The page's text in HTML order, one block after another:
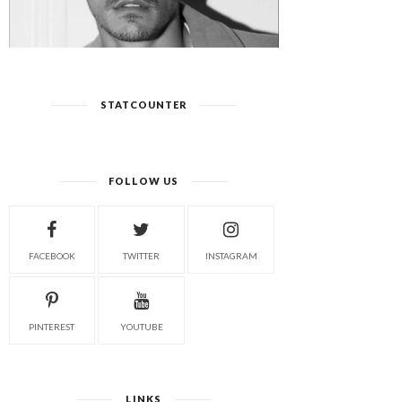
DARIEN THELLER / T...
DARIEN , FRANCO...
STATCOUNTER
FOLLOW US
FACEBOOK TWITTER INSTAGRAM
PINTEREST YOUTUBE
LINKS